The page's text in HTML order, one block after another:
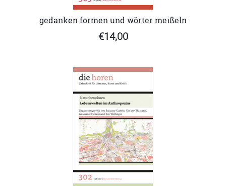
gedanken formen und wörter meißeln
€14,00